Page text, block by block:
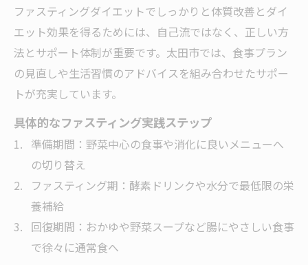
は
体質改善とダイエットに効く太田の新アプ
ローチ
腸もみとファスティングで痩せにくさを克
服
太田ダイエットで始めるリバウンド防止習
慣
ダイエット停滞期を突破する太田の裏技
日常生活に生きる太田式ファスティングのコツ
応用法
ファスティングダイエットでしっかりと体質改善とダイ
エット効果を得るためには、自己流ではなく、正しい方
法とサポート体制が重要です。太田市では、食事プラン
の見直しや生活習慣のアドバイスを組み合わせたサポー
トが充実しています。
具体的なファスティング実践ステップ
準備期間：野菜中心の食事や消化に良いメニューへ
の切り替え
ファスティング期：酵素ドリンクや水分で最低限の栄
養補給
回復期間：おかゆや野菜スープなど腸にやさしい食事
で徐々に通常食へ